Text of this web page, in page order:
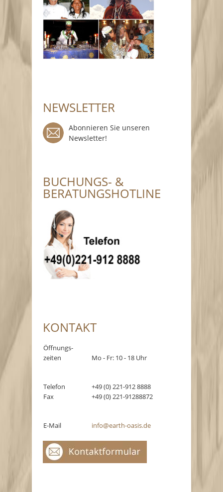
NEWSLETTER
Abonnieren Sie unseren
Newsletter!
BUCHUNGS- &
BERATUNGSHOTLINE
KONTAKT
Öffnungs-
zeiten
Mo - Fr: 10 - 18 Uhr
Telefon
+49 (0) 221-912 8888
Fax
+49 (0) 221-91288872
E-Mail info@earth-oasis.de